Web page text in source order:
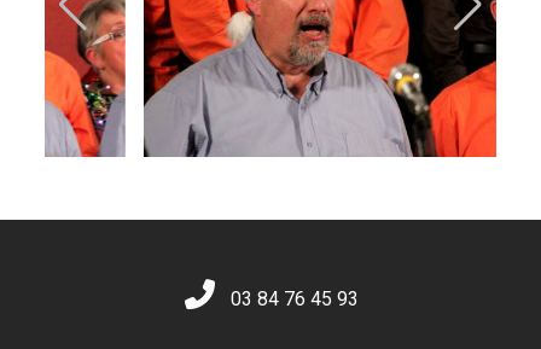
03 84 76 45 93